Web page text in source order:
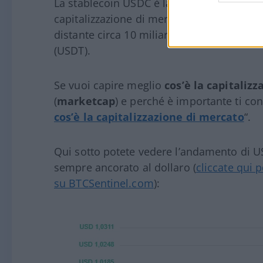
La stablecoin USDC è la seconda
capitalizzazione di mercato di 55,8
distante circa 10 miliardi di dollari dal
(USDT).
Se vuoi capire meglio cos’è la
(marketcap) e perché è importante ti
cos’è la capitalizzazione di mercato“.
Qui sotto potete vedere l’andamento di
sempre ancorato al dollaro (cliccate qui
su BTCSentinel.com):